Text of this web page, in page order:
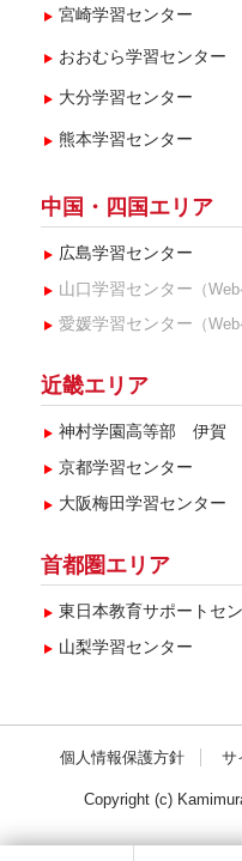
宮崎学習センター
おおむら学習センター
大分学習センター
熊本学習センター
中国・四国エリア
広島学習センター
山口学習センター （
愛媛学習センター （
近畿エリア
神村学園高等部 伊賀
京都学習センター
大阪梅田学習センター
首都圏エリア
東日本教育サポートセ
山梨学習センター
個人情報保護方針 サ
Copyright (c)